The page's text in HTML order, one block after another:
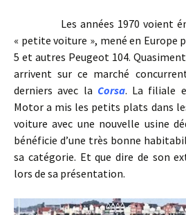
Les années 1970 voient
« petite voiture », mené en Europe
5 et autres Peugeot 104.
arrivent sur ce marché
derniers avec la Corsa. La filiale
Motor a mis les petits plats dans
voiture avec une nouvelle usine
bénéficie d’une très bonne
sa catégorie. Et que dire de son
lors de sa présentation.